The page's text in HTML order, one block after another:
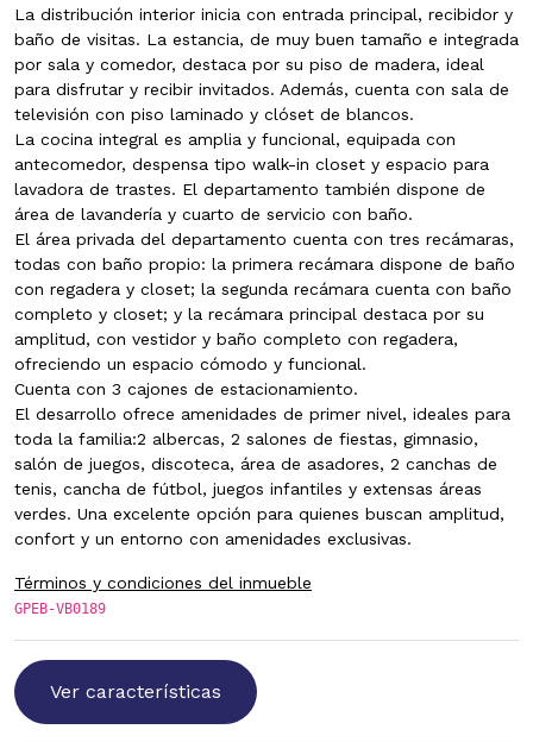
La distribución interior inicia con entrada principal, recibidor y
baño de visitas. La estancia, de muy buen tamaño e integrada
por sala y comedor, destaca por su piso de madera, ideal
para disfrutar y recibir invitados. Además, cuenta con sala de
televisión con piso laminado y clóset de blancos.
La cocina integral es amplia y funcional, equipada con
antecomedor, despensa tipo walk-in closet y espacio para
lavadora de trastes. El departamento también dispone de
área de lavandería y cuarto de servicio con baño.
El área privada del departamento cuenta con tres recámaras,
todas con baño propio: la primera recámara dispone de baño
con regadera y closet; la segunda recámara cuenta con baño
completo y closet; y la recámara principal destaca por su
amplitud, con vestidor y baño completo con regadera,
ofreciendo un espacio cómodo y funcional.
Cuenta con 3 cajones de estacionamiento.
El desarrollo ofrece amenidades de primer nivel, ideales para
toda la familia:2 albercas, 2 salones de fiestas, gimnasio,
salón de juegos, discoteca, área de asadores, 2 canchas de
tenis, cancha de fútbol, juegos infantiles y extensas áreas
verdes. Una excelente opción para quienes buscan amplitud,
confort y un entorno con amenidades exclusivas.
Términos y condiciones del inmueble
GPEB-VB0189
Ver características